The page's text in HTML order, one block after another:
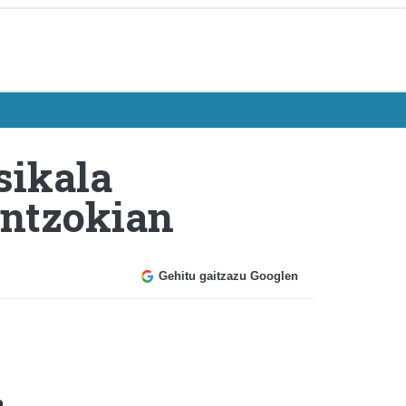
Gehitu gaitzazu Googlen